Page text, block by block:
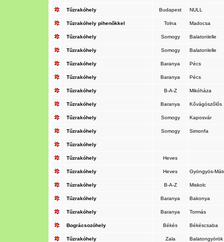
Tűzrakóhely Budapest NULL
Tűzrakóhely pihenőkkel Tolna Madocsa
Tűzrakóhely Somogy Balatonlelle
Tűzrakóhely Somogy Balatonlelle
Tűzrakóhely Baranya Pécs
Tűzrakóhely Baranya Pécs
Tűzrakóhely B-A-Z Mikóháza
Tűzrakóhely Baranya Kővágószőlős
Tűzrakóhely Somogy Kaposvár
Tűzrakóhely Somogy Simonfa
Tűzrakóhely
Tűzrakóhely Heves
Tűzrakóhely Heves Gyöngyös-
Túzrakóhely B-A-Z Miskolc
Tűzrakóhely Baranya Bakonya
Tűzrakóhely Baranya Tormás
Bográcsozóhely Békés Békéscsaba
Tűzrakóhely Zala Balatongyörök